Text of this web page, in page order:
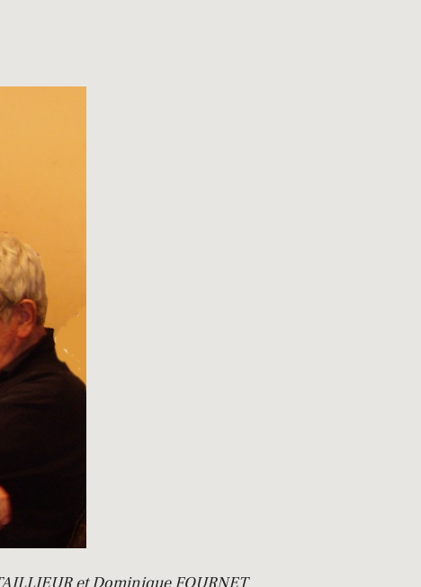
et Dominique FOURNET